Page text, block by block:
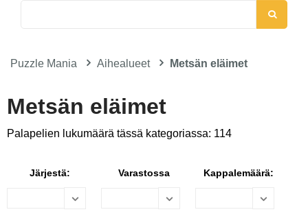
Puzzle Mania Aihealueet Metsän eläimet
Metsän eläimet
Palapelien lukumäärä tässä kategoriassa: 114
Järjestä: Varastossa Kappalemäärä: